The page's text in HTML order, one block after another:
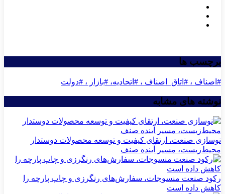
برچسب ها
#اصناف ، #اتاق_اصناف ، #اتحادیه، #بازار ، #دولت
نوشته های مشابه
نوسازی صنعت، ارتقای کیفیت و توسعه محصولات دوستدار
محیط‌زیست، مسیر آینده صنف
رکود صنعت منسوجات، سفارش‌های رنگرزی و چاپ پارچه را
کاهش داده است